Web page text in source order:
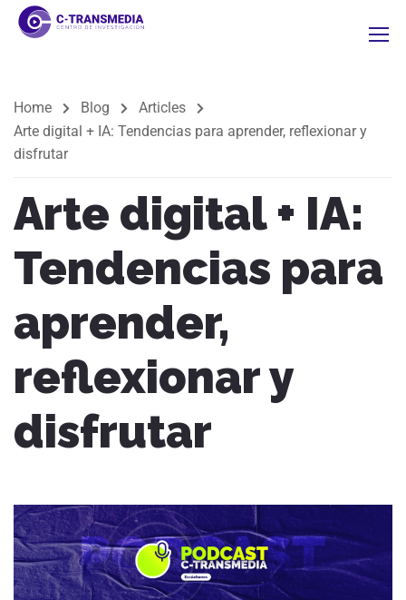
Home Blog
Articles
Arte digital + IA: Tendencias para aprender, reflexionar y
disfrutar
Arte digital + IA:
Tendencias para
aprender,
reflexionar y
disfrutar